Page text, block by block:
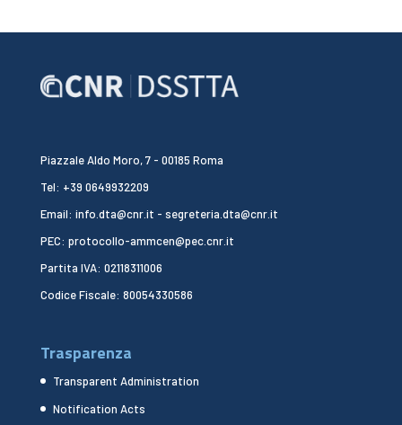
Piazzale Aldo Moro, 7 - 00185 Roma
Tel: +39 0649932209
Email: info.dta@cnr.it - segreteria.dta@cnr.it
PEC: protocollo-ammcen@pec.cnr.it
Partita IVA: 02118311006
Codice Fiscale: 80054330586
Trasparenza
Transparent Administration
Notification Acts